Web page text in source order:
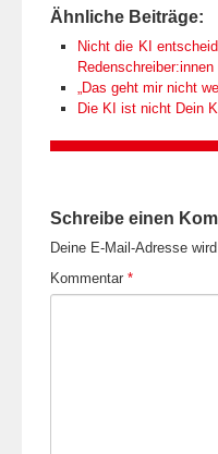
Ähnliche Beiträge:
Nicht die KI
„Das geht mir nicht
Die KI ist nicht Dein
Schreibe einen
Deine E-Mail-Adresse
Kommentar *